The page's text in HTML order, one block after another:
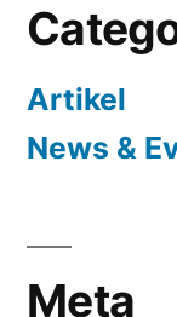
Artikel
News &
Meta